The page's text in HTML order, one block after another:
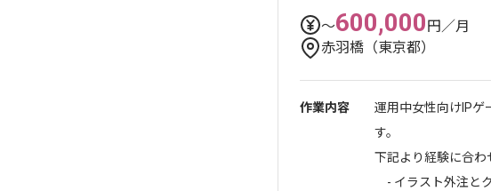
〜600,000円／月
赤羽橋（東京都）
作業内容
運用中女性向けIPゲ
す。
下記より経験に合わ
- イラスト外注と